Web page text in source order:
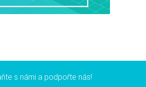
s námi a podpořte nás!